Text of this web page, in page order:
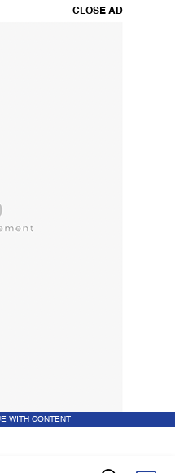
CLOSE AD
WITH CONTENT